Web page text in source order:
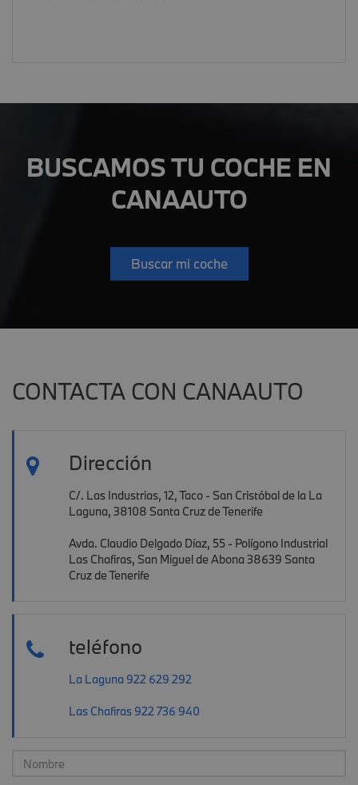
BUSCAMOS TU COCHE EN
CANAAUTO
Buscar mi coche
CONTACTA CON CANAAUTO
Dirección
C/. Las Industrias, 12, Taco - San Cristóbal de la La
Laguna, 38108 Santa Cruz de Tenerife
Avda. Claudio Delgado Díaz, 55 - Polígono Industrial
Las Chafiras, San Miguel de Abona 38639 Santa
Cruz de Tenerife
teléfono
La Laguna 922 629 292
Las Chafiras 922 736 940